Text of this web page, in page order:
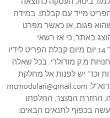
מייד עם קבלתו. במידה
פגום, או כאשר מפרט
באתר, כי אז רשאי
המשתמש לבטל את העסקה בתוך 14 יום מיום קבלת הפריט לידיו
מ.ק מודולרי. בכל שאלה
וכד’ יש לפנות אל מחלקת
שירות הלקוחות של מ.ק מודולרי בדוא”ל: mcmodulari@gmail.com
מקרה, החזרת המוצר, החלפתו
בכפוף לתנאים הבאים: